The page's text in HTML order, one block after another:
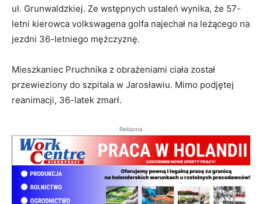
ul. Grunwaldzkiej. Ze wstępnych ustaleń wynika, że 57-
letni kierowca volkswagena golfa najechał na leżącego na
jezdni 36-letniego mężczyznę.
Mieszkaniec Pruchnika z obrażeniami ciała został
przewieziony do szpitala w Jarosławiu. Mimo podjętej
reanimacji, 36-latek zmarł.
Reklama